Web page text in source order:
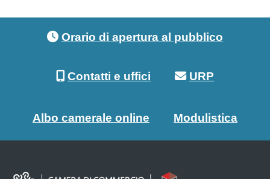
Orario di apertura al pubblico
Contatti e uffici URP
Albo camerale online Modulistica